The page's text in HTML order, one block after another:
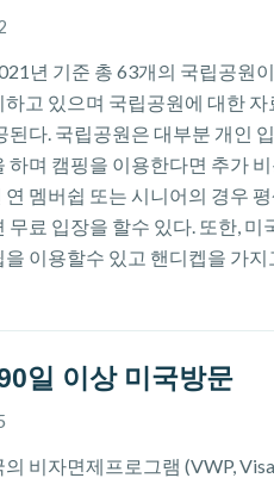
년 기준 총 63개의 국립공원
하고 있으며 국립공원에 대한 자
된다. 국립공원은 대부분 개인
하며 캠핑을 이용한다면 추가
연 멤버쉽 또는 시니어의 경우
무료 입장을 할수 있다. 또한,
을 이용할수 있고 핸디켑을 가
일 이상 미국방문
비자면제프로그램 (VWP,